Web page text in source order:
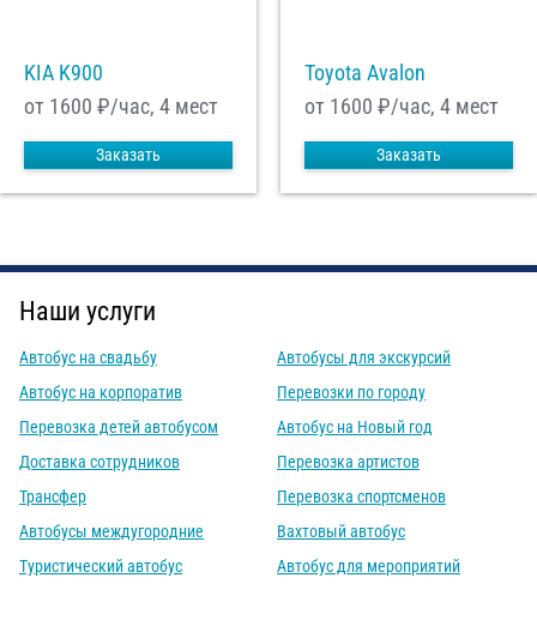
KIA K900
от 1600 ₽/час, 4 мест
Заказать
Toyota Avalon
от 1600 ₽/час, 4 мест
Заказать
Наши услуги
Автобус на свадьбу
Автобус на корпоратив
Перевозка детей автобусом
Доставка сотрудников
Трансфер
Автобусы междугородние
Туристический автобус
Автобусы для экскурсий
Перевозки по городу
Автобус на Новый год
Перевозка артистов
Перевозка спортсменов
Вахтовый автобус
Автобус для мероприятий